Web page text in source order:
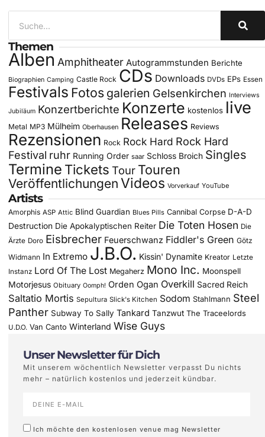
Themen
Alben Amphitheater Autogrammstunden Berichte
Biographien Camping Castle Rock CDs Downloads DVDs EPs Essen
Festivals Fotos galerien Gelsenkirchen Interviews
Jubiläum Konzertberichte Konzerte kostenlos live
Metal MP3 Mülheim Oberhausen Releases Reviews
Rezensionen Rock Rock Hard Rock Hard
Festival ruhr Running Order saar Schloss Broich Singles
Termine Tickets Tour Touren
Veröffentlichungen Videos Vorverkauf YouTube
Artists
Amorphis ASP Attic Blind Guardian Blues Pills Cannibal Corpse D-A-D
Destruction Die Apokalyptischen Reiter Die Toten Hosen Die
Ärzte Doro Eisbrecher Feuerschwanz Fiddler's Green Götz
Widmann In Extremo J.B.O. Kissin' Dynamite Kreator Letzte
Instanz Lord Of The Lost Megaherz Mono Inc. Moonspell
Motorjesus Obituary Oomph! Orden Ogan Overkill Sacred Reich
Saltatio Mortis Sepultura Slick's Kitchen Sodom Stahlmann Steel
Panther Subway To Sally Tankard Tanzwut The Traceelords
U.D.O. Van Canto Winterland Wise Guys
Unser Newsletter für Dich
Mit unserem wöchentlich Newsletter verpasst Du nichts
mehr – natürlich kostenlos und jederzeit kündbar.
Ich möchte den kostenlosen venue mag Newsletter